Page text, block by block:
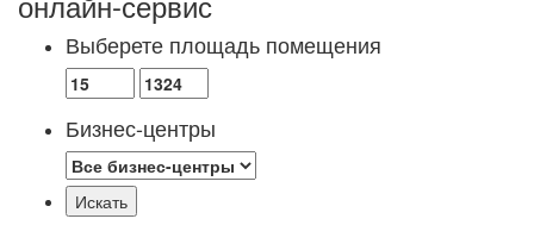
Выберете площадь помещения
Бизнес-центры